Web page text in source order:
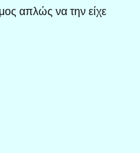
απλώς να την είχε